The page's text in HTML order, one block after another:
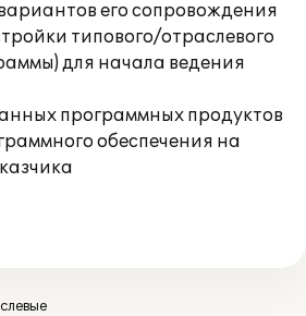
его сопровождения
типового/отраслевого
для начала ведения
программных продуктов
обеспечения на